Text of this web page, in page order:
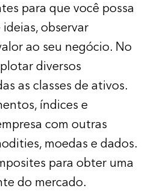
para que você possa
observar
ao seu negócio. No
diversos
as classes de ativos.
índices e
com outras
moedas e dados.
para obter uma
do mercado.